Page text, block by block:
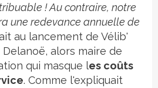
! Au contraire, notre
une redevance annuelle de
au lancement de Vélib'
alors maire de
qui masque les coûts
. Comme l'expliquait